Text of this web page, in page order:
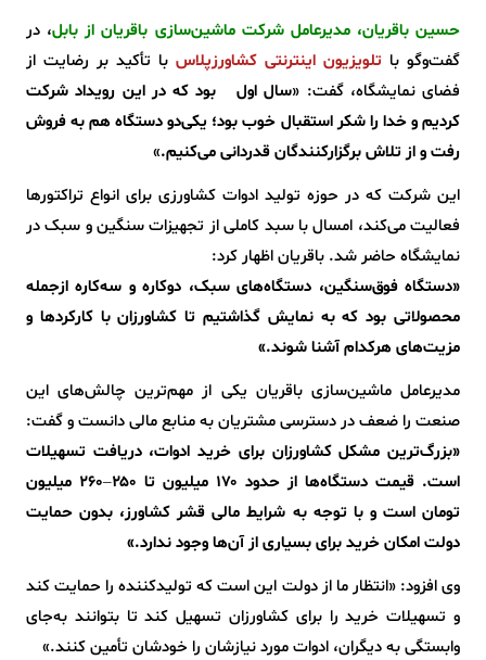
حسین باقریان، مدیرعامل شرکت ماشین‌سازی باقریان از بابل، در
گفت‌وگو با تلویزیون اینترنتی کشاورزپلاس با تأکید بر رضایت از
فضای نمایشگاه، گفت: «سال اول بود که در این رویداد شرکت
کردیم و خدا را شکر استقبال خوب بود؛ یکی‌دو دستگاه هم به فروش
رفت و از تلاش برگزارکنندگان قدردانی می‌کنیم.»
این شرکت که در حوزه تولید ادوات کشاورزی برای انواع تراکتورها
فعالیت می‌کند، امسال با سبد کاملی از تجهیزات سنگین و سبک در
نمایشگاه حاضر شد. باقریان اظهار کرد:
«دستگاه فوق‌سنگین، دستگاه‌های سبک، دوکاره و سه‌کاره ازجمله
محصولاتی بود که به نمایش گذاشتیم تا کشاورزان با کارکردها و
مزیت‌های هرکدام آشنا شوند.»
مدیرعامل ماشین‌سازی باقریان یکی از مهم‌ترین چالش‌های این
صنعت را ضعف در دسترسی مشتریان به منابع مالی دانست و گفت:
«بزرگ‌ترین مشکل کشاورزان برای خرید ادوات، دریافت تسهیلات
است. قیمت دستگاه‌ها از حدود ۱۷۰ میلیون تا ۲۵۰–۲۶۰ میلیون
تومان است و با توجه به شرایط مالی قشر کشاورز، بدون حمایت
دولت امکان خرید برای بسیاری از آن‌ها وجود ندارد.»
وی افزود: «انتظار ما از دولت این است که تولیدکننده را حمایت کند
و تسهیلات خرید را برای کشاورزان تسهیل کند تا بتوانند به‌جای
وابستگی به دیگران، ادوات مورد نیازشان را خودشان تأمین کنند.»